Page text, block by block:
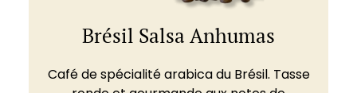
Brésil Salsa Anhumas
Café de spécialité arabica du Brésil. Tasse